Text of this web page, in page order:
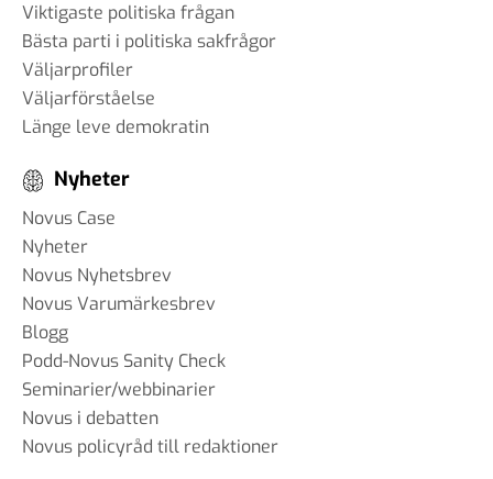
Viktigaste politiska frågan
Bästa parti i politiska sakfrågor
Väljarprofiler
Väljarförståelse
Länge leve demokratin
Nyheter
Novus Case
Nyheter
Novus Nyhetsbrev
Novus Varumärkesbrev
Blogg
Podd-Novus Sanity Check
Seminarier/webbinarier
Novus i debatten
Novus policyråd till redaktioner